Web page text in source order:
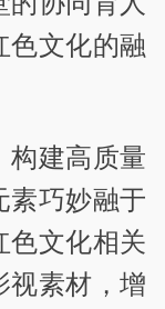
色文化的融
构建高质量
素巧妙融于
色文化相关
视素材，增